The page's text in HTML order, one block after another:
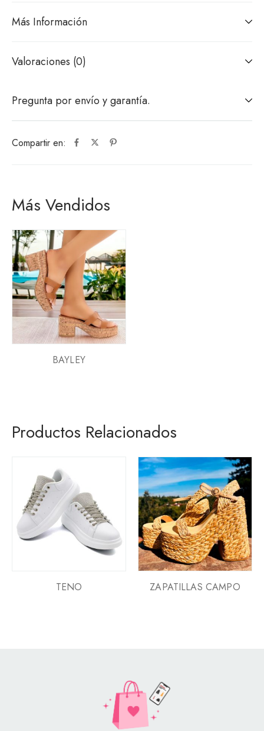
Compartir en:
Más Información
Valoraciones (0)
Pregunta por envío y garantía.
Más Vendidos
BAYLEY
Productos Relacionados
TENO ZAPATILLAS CAMPO